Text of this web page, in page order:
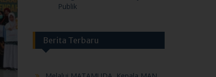
Membangun Pusat Peradaban
Luar biasa,.. Medali Perak untuk
Pekalongan